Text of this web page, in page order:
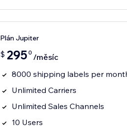
Plán Jupiter
$ 2950 /měsíc
8000 shipping labels per
Unlimited Carriers
Unlimited Sales Channels
10 Users